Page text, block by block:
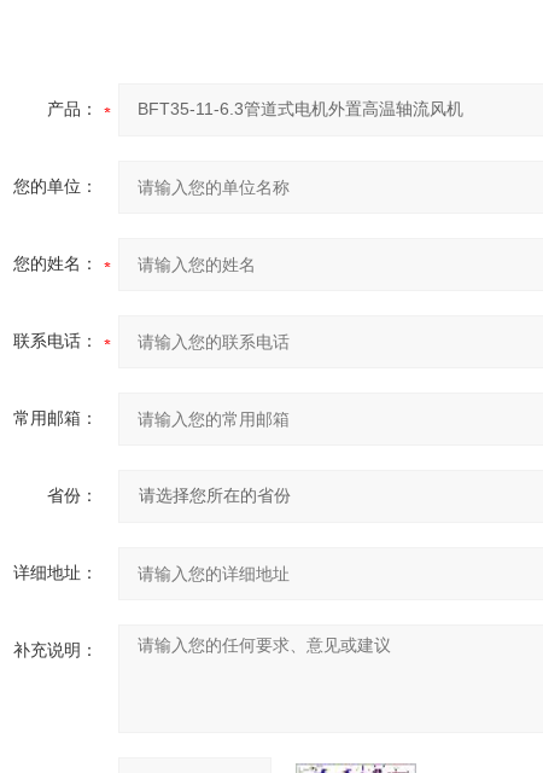
产品：
您的单位：
您的姓名：
联系电话：
常用邮箱：
省份：
详细地址：
补充说明：